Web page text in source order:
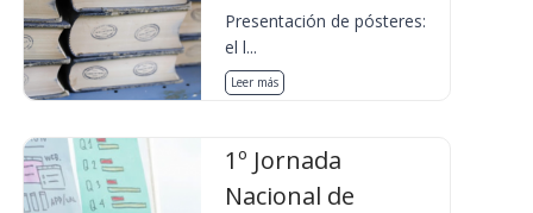
Presentación de pósteres:
el l...
Leer más
1º Jornada
Nacional de